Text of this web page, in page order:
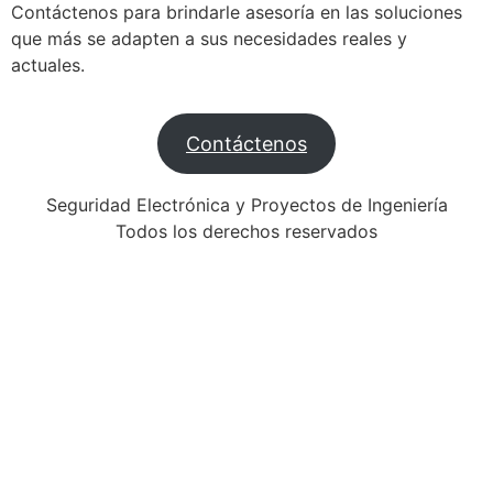
Contáctenos para brindarle asesoría en las soluciones
que más se adapten a sus necesidades reales y
actuales.
Contáctenos
Seguridad Electrónica y Proyectos de Ingeniería
Todos los derechos reservados